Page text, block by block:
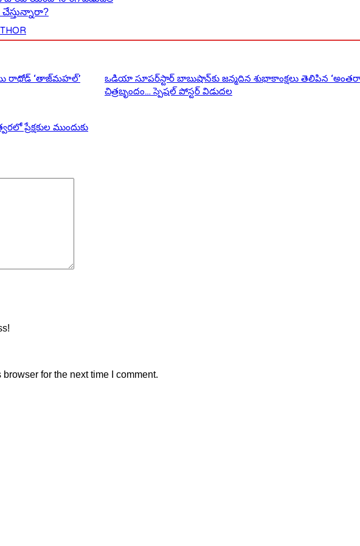
చేస్తున్నారా?
రాథోడ్ ‘తాజ్‌మహల్’
ఒడియా సూపర్‌స్టార్ బాబుషాన్‌కు జన్మదిన శుభాకాంక్షలు తెలిపిన
చిత్రబృందం… స్పెషల్ పోస్టర్ విడుదల
ప్రేక్షకుల ముందుకు
for the next time I comment.